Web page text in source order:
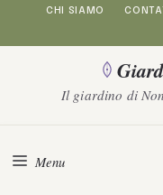
al
contenuto
CHI SIAMO
Il giardino di
Menu